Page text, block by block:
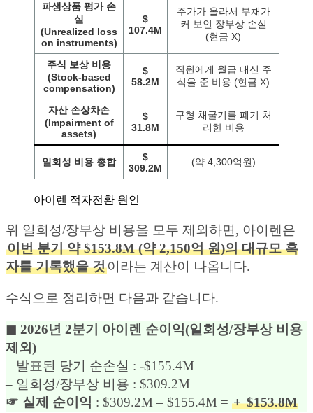
파생상품 평가 손
실
(Unrealized loss
on instruments)
$
107.4M
주가가 올라서 부채가
커 보인 장부상 손실
(현금 X)
주식 보상 비용
(Stock-based
compensation)
$
58.2M
직원에게 월급 대신 주
식을 준 비용 (현금 X)
자산 손상차손
(Impairment of
assets)
$
31.8M
구형 채굴기를 폐기 처
리한 비용
일회성 비용 총합
$
309.2M
(약 4,300억원)
아이렌 적자전환 원인
위 일회성/장부상 비용을 모두 제외하면, 아이렌은
이번 분기 약 $153.8M (약 2,150억 원)의 대규모 흑
자를 기록했을 것이라는 계산이 나옵니다.
수식으로 정리하면 다음과 같습니다.
◼︎ 2026년 2분기 아이렌 순이익(일회성/장부상 비용
제외)
– 발표된 당기 순손실 : -$155.4M
– 일회성/장부상 비용 : $309.2M
☞ 실제 순이익 : $309.2M – $155.4M = +$153.8M